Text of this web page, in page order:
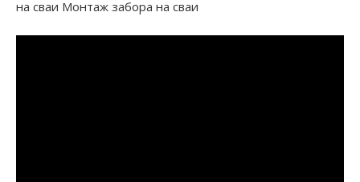
на сваи Монтаж забора на сваи